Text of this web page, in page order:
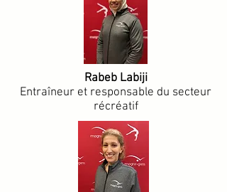
Rabeb Labiji
Entraîneur et responsable du secteur
récréatif